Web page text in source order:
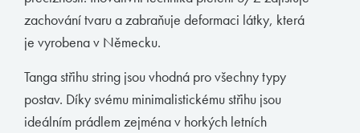
zachování tvaru a zabraňuje deformaci látky, která
je vyrobena v Německu.
Tanga střihu string jsou vhodná pro všechny typy
postav. Díky svému minimalistickému střihu jsou
ideálním prádlem zejména v horkých letních
McAlson
HOM
Manstore